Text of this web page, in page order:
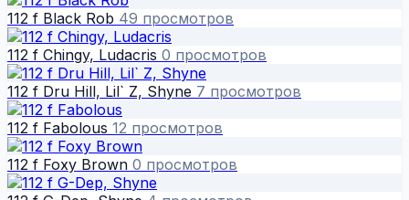
112 f Black Rob 49 просмотров
112 f Chingy, Ludacris 0 просмотров
112 f Dru Hill, Lil` Z, Shyne 7 просмотров
112 f Fabolous 12 просмотров
112 f Foxy Brown 0 просмотров